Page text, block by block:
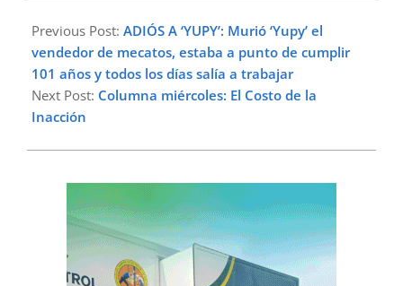
05-
14
Previous Post: ADIÓS A ‘YUPY’: Murió ‘Yupy’ el
vendedor de mecatos, estaba a punto de cumplir
101 años y todos los días salía a trabajar
Next Post: Columna miércoles: El Costo de la
Inacción